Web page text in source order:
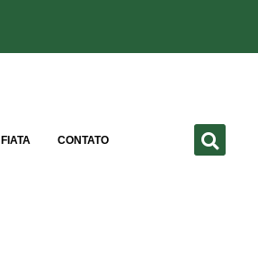
FIATA CONTATO